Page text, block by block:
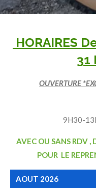
HORAIRES
31
OUVERTURE
9H30-
AVEC OU SANS RDV ,
POUR LE
AOUT 2026